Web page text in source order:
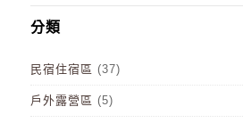
分類
民宿住宿區 (37)
戶外露營區 (5)